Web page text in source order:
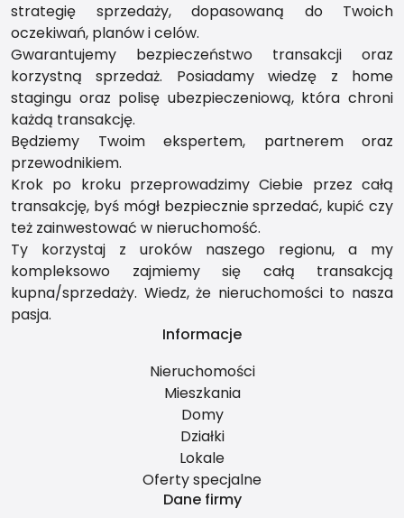
strategię sprzedaży, dopasowaną do Twoich
oczekiwań, planów i celów.
Gwarantujemy bezpieczeństwo transakcji oraz
korzystną sprzedaż. Posiadamy wiedzę z home
stagingu oraz polisę ubezpieczeniową, która chroni
każdą transakcję.
Będziemy Twoim ekspertem, partnerem oraz
przewodnikiem.
Krok po kroku przeprowadzimy Ciebie przez całą
transakcję, byś mógł bezpiecznie sprzedać, kupić czy
też zainwestować w nieruchomość.
Ty korzystaj z uroków naszego regionu, a my
kompleksowo zajmiemy się całą transakcją
kupna/sprzedaży. Wiedz, że nieruchomości to nasza
pasja.
Informacje
Nieruchomości
Mieszkania
Domy
Działki
Lokale
Oferty specjalne
Dane firmy